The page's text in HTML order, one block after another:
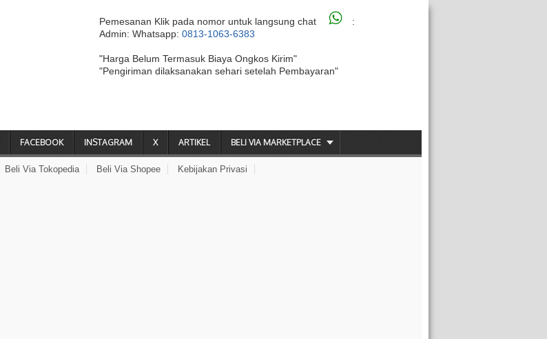
Pemesanan Klik pada nomor untuk langsung chat
:
Admin: Whatsapp: 0813-1063-6383
"Harga Belum Termasuk Biaya Ongkos Kirim"
"Pengiriman dilaksanakan sehari setelah Pembayaran"
FACEBOOK INSTAGRAM X ARTIKEL BELI VIA MARKETPLACE
Beli Via Tokopedia Beli Via Shopee Kebijakan Privasi